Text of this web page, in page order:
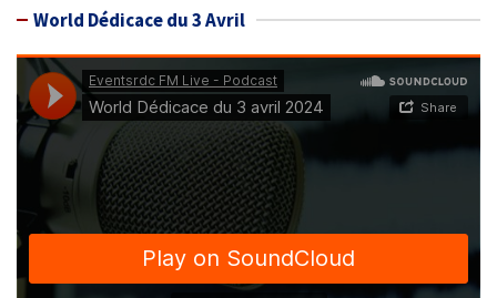
World Dédicace du 3 Avril